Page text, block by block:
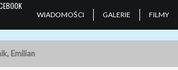
WIADOMOŚCI GALERIE FILMY
Emilian